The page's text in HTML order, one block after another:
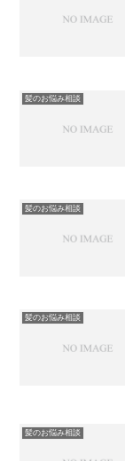
髪のお悩み相談
髪のお悩み相談
髪のお悩み相談
髪のお悩み相談